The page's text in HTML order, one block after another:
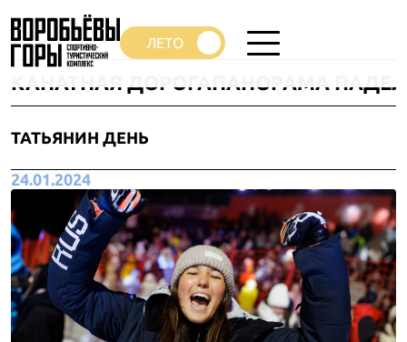
КАНАТНАЯ ДОРОГАПАНОРАМА ПАДЕЛ
ТАТЬЯНИН ДЕНЬ
24.01.2024